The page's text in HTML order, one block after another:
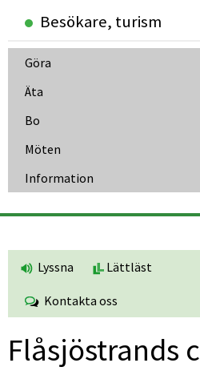
Besökare, turism
Göra
Äta
Bo
Möten
Information
Lyssna Lättläst
Kontakta oss
Flåsjöstrands